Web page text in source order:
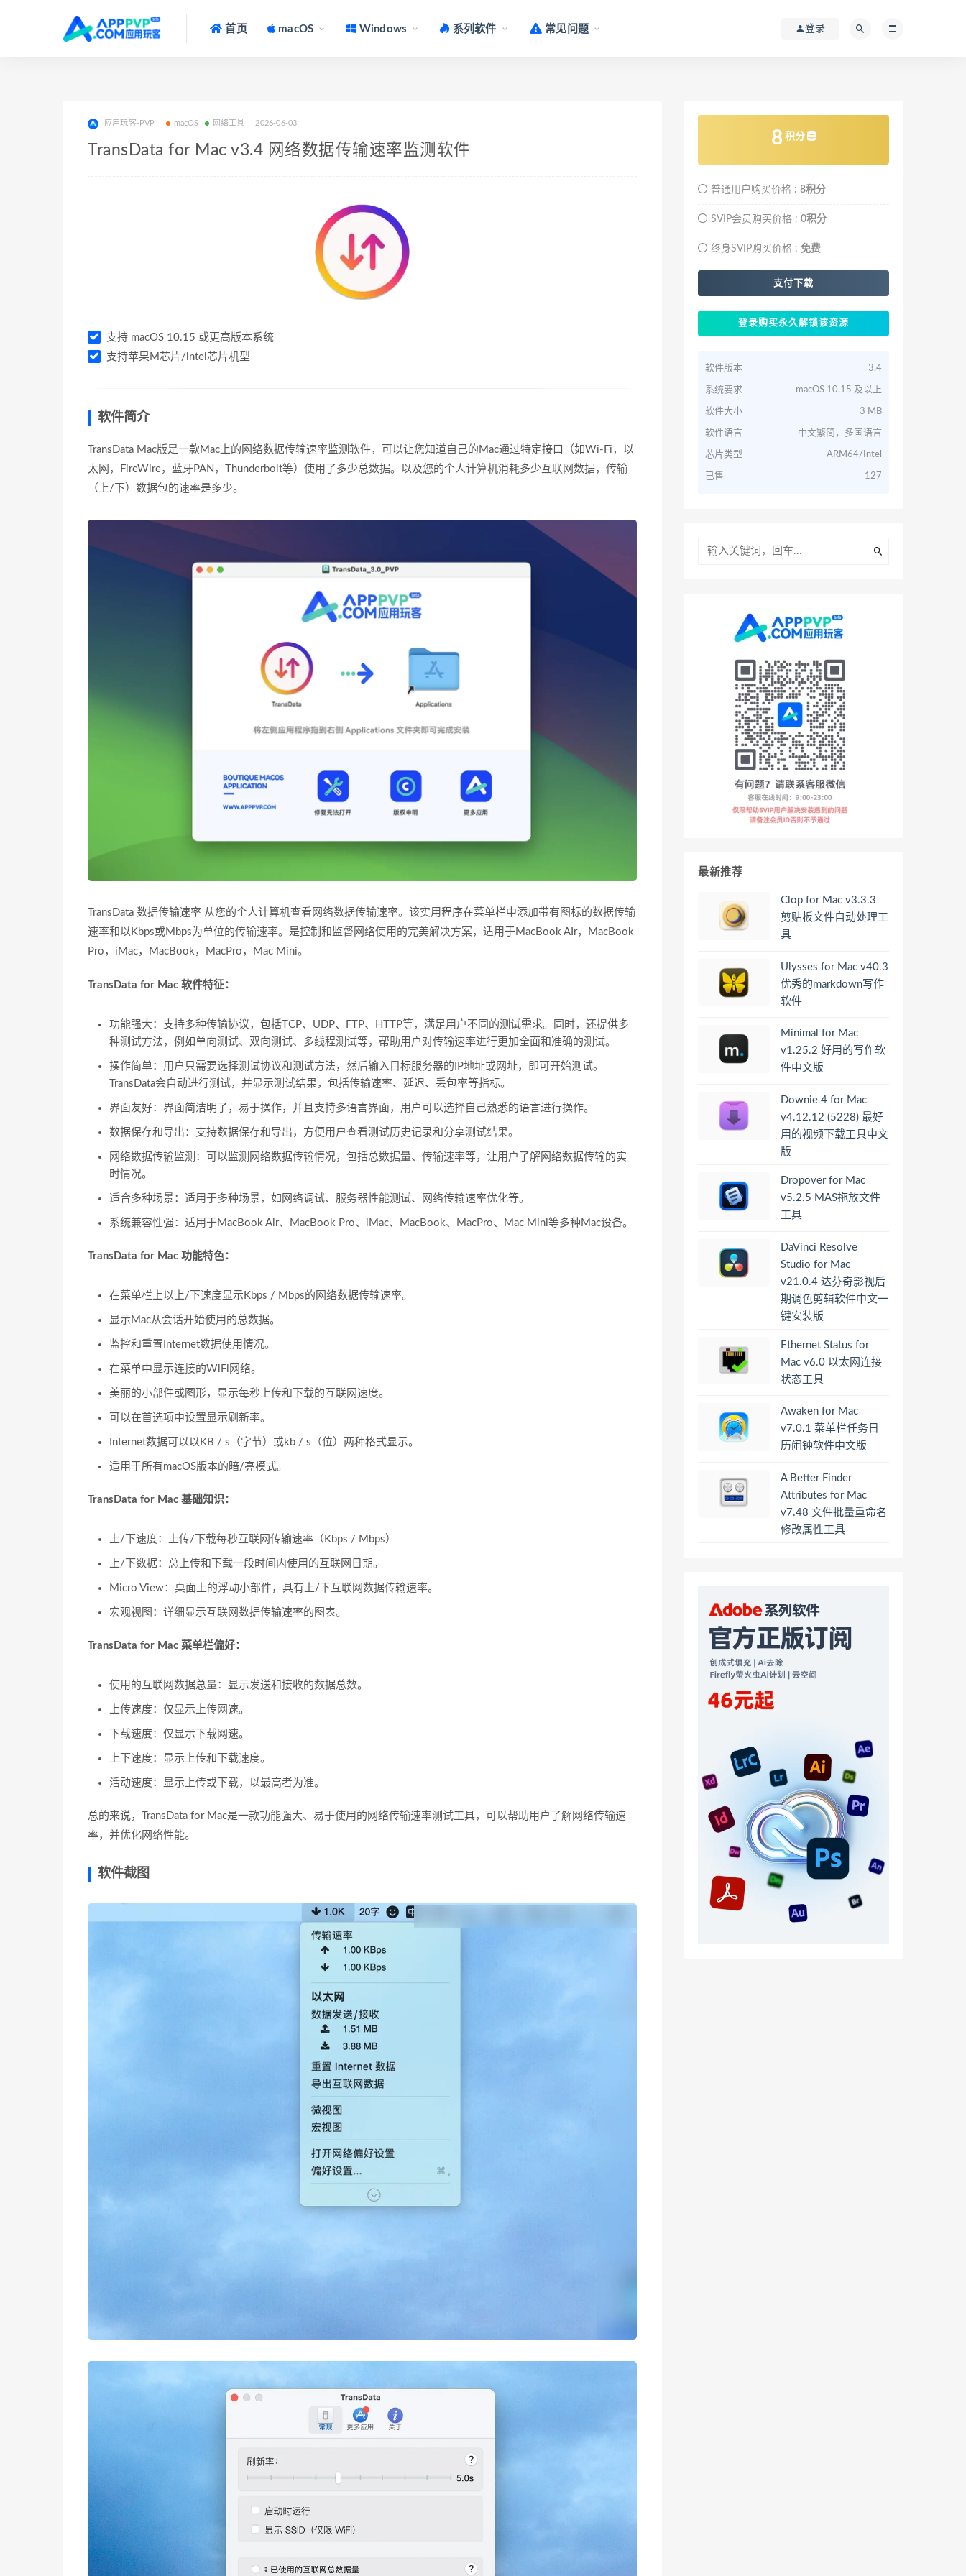
首页 macOS Windows 系列软件 常见问题 登录
应用玩客-PVP macOS 网络工具 2026-06-03
TransData for Mac v3.4 网络数据传输速率监测软件
支持 macOS 10.15 或更高版本系统
支持苹果M芯片/intel芯片机型
软件简介
TransData Mac版是一款Mac上的网络数据传输速率监测软件，可以让您知道自己的Mac通过特定接口（如Wi-Fi，以
太网，FireWire，蓝牙PAN，Thunderbolt等）使用了多少总数据。以及您的个人计算机消耗多少互联网数据，传输
（上/下）数据包的速率是多少。
TransData 数据传输速率 从您的个人计算机查看网络数据传输速率。该实用程序在菜单栏中添加带有图标的数据传输
速率和以Kbps或Mbps为单位的传输速率。是控制和监督网络使用的完美解决方案，适用于MacBook AIr，MacBook
Pro，iMac，MacBook，MacPro，Mac Mini。
TransData for Mac 软件特征：
功能强大：支持多种传输协议，包括TCP、UDP、FTP、HTTP等，满足用户不同的测试需求。同时，还提供多
种测试方法，例如单向测试、双向测试、多线程测试等，帮助用户对传输速率进行更加全面和准确的测试。
操作简单：用户只需要选择测试协议和测试方法，然后输入目标服务器的IP地址或网址，即可开始测试。
TransData会自动进行测试，并显示测试结果，包括传输速率、延迟、丢包率等指标。
界面友好：界面简洁明了，易于操作，并且支持多语言界面，用户可以选择自己熟悉的语言进行操作。
数据保存和导出：支持数据保存和导出，方便用户查看测试历史记录和分享测试结果。
网络数据传输监测：可以监测网络数据传输情况，包括总数据量、传输速率等，让用户了解网络数据传输的实
时情况。
适合多种场景：适用于多种场景，如网络调试、服务器性能测试、网络传输速率优化等。
系统兼容性强：适用于MacBook Air、MacBook Pro、iMac、MacBook、MacPro、Mac Mini等多种Mac设备。
TransData for Mac 功能特色：
在菜单栏上以上/下速度显示Kbps / Mbps的网络数据传输速率。
显示Mac从会话开始使用的总数据。
监控和重置Internet数据使用情况。
在菜单中显示连接的WiFi网络。
美丽的小部件或图形，显示每秒上传和下载的互联网速度。
可以在首选项中设置显示刷新率。
Internet数据可以以KB / s（字节）或kb / s（位）两种格式显示。
适用于所有macOS版本的暗/亮模式。
TransData for Mac 基础知识：
上/下速度：上传/下载每秒互联网传输速率（Kbps / Mbps）
上/下数据：总上传和下载一段时间内使用的互联网日期。
Micro View：桌面上的浮动小部件，具有上/下互联网数据传输速率。
宏观视图：详细显示互联网数据传输速率的图表。
TransData for Mac 菜单栏偏好：
使用的互联网数据总量：显示发送和接收的数据总数。
上传速度：仅显示上传网速。
下载速度：仅显示下载网速。
上下速度：显示上传和下载速度。
活动速度：显示上传或下载，以最高者为准。
总的来说，TransData for Mac是一款功能强大、易于使用的网络传输速率测试工具，可以帮助用户了解网络传输速
率，并优化网络性能。
软件截图
8 积分
普通用户购买价格 : 8积分
SVIP会员购买价格 : 0积分
终身SVIP购买价格 : 免费
支付下载
登录购买永久解锁该资源
软件版本 3.4
系统要求 macOS 10.15 及以上
软件大小 3 MB
软件语言 中文繁简，多国语言
芯片类型 ARM64/Intel
已售 127
最新推荐
Clop for Mac v3.3.3
剪贴板文件自动处理工
具
Ulysses for Mac v40.3
优秀的markdown写作
软件
Minimal for Mac
v1.25.2 好用的写作软
件中文版
Downie 4 for Mac
v4.12.12 (5228) 最好
用的视频下载工具中文
版
Dropover for Mac
v5.2.5 MAS拖放文件
工具
DaVinci Resolve
Studio for Mac
v21.0.4 达芬奇影视后
期调色剪辑软件中文一
键安装版
Ethernet Status for
Mac v6.0 以太网连接
状态工具
Awaken for Mac
v7.0.1 菜单栏任务日
历闹钟软件中文版
A Better Finder
Attributes for Mac
v7.48 文件批量重命名
修改属性工具